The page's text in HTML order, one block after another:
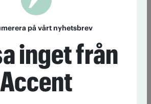
på vårt nyhetsbrev
inget från
Accent